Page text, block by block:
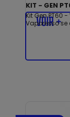
KIT - GEN
Kit Gen PT60
Vaporesso se
VOIR +